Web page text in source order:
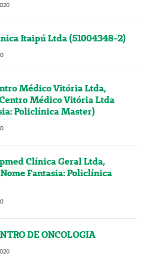
Itaipú Ltda (51004348-2)
Médico Vitória Ltda,
Médico Vitória Ltda
Policlínica Master)
Clínica Geral Ltda,
Fantasia: Policlínica
DE ONCOLOGIA